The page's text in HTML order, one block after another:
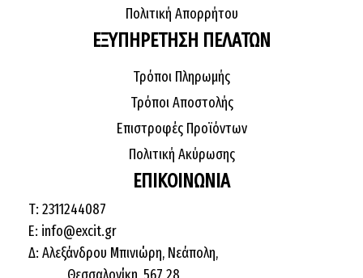
Πολιτική Απορρήτου
ΕΞΥΠΗΡΕΤΗΣΗ ΠΕΛΑΤΩΝ
Τρόποι Πληρωμής
Τρόποι Αποστολής
Επιστροφές Προϊόντων
Πολιτική Ακύρωσης
ΕΠΙΚΟΙΝΩΝΙΑ
Τ: 2311244087
E: info@excit.gr
Δ: Αλεξάνδρου Μπινιώρη, Νεάπολη,